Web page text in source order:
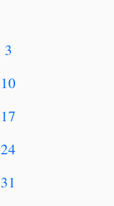
3
10
17
24
31